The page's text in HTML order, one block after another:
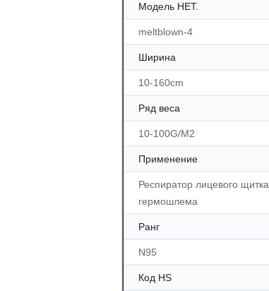
Модель НЕТ.
meltblown-4
Ширина
10-160cm
Ряд веса
10-100G/M2
Применение
Респиратор лицевого щитка
гермошлема
Ранг
N95
Код HS